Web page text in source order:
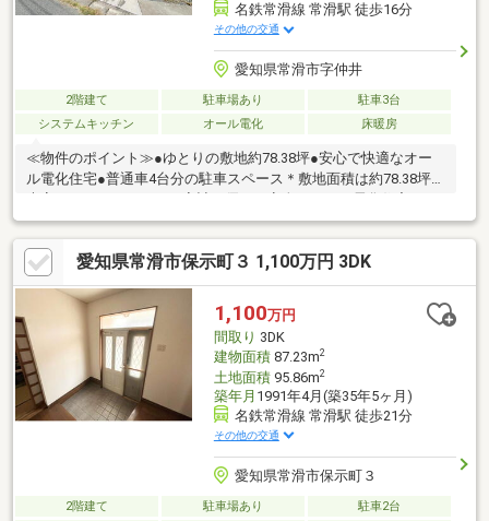
名鉄常滑線 常滑駅 徒歩16分
その他の交通
愛知県常滑市字仲井
2階建て 駐車場あり
駐車3台
システムキッチン
オール電化 床暖房
≪物件のポイント≫●ゆとりの敷地約78.38坪●安心で快適なオー
ル電化住宅●普通車4台分の駐車スペース＊敷地面積は約78.38坪と
19帖の広々としたLDKには床暖房やウッドデッキが完備されてお
り、駐車場も普通車4台分が確保された魅力的な5LDKです。≪周
辺環境のポイント≫●常滑東小学校まで徒歩6分●常滑駅まで徒歩
15分●商業施設が揃う便利な周辺環境＊常滑東小学校まで徒歩6分
とお子様の毎日の通学に安心の立地です。常滑駅へも徒歩15分で
アクセスでき、徒歩7分圏内にスーパーやドラッグストア充実♪
愛知県常滑市保示町３ 1,100万円 3DK
1,100万円
間取り 3DK
建物面積87.23m2
土地面積95.86m2
築年月 1991年4月(築35年5ヶ月)
名鉄常滑線 常滑駅 徒歩21分
その他の交通
愛知県常滑市保示町３
2階建て 駐車場あり 駐車2台